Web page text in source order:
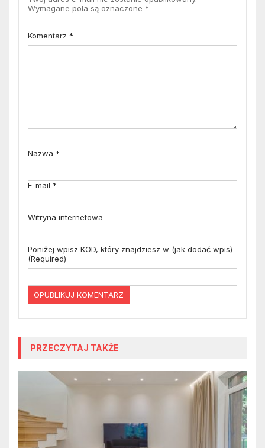
Wymagane pola są oznaczone *
Komentarz *
Nazwa *
E-mail *
Witryna internetowa
Poniżej wpisz KOD, który znajdziesz w (jak dodać wpis)
(Required)
PRZECZYTAJ TAKŻE